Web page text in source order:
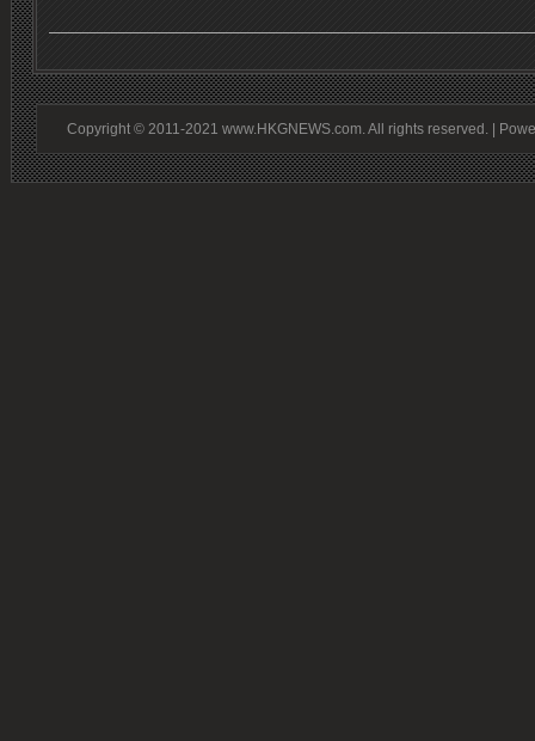
Copyright © 2011-2021 www.HKGNEWS.com. All rights reserved. |